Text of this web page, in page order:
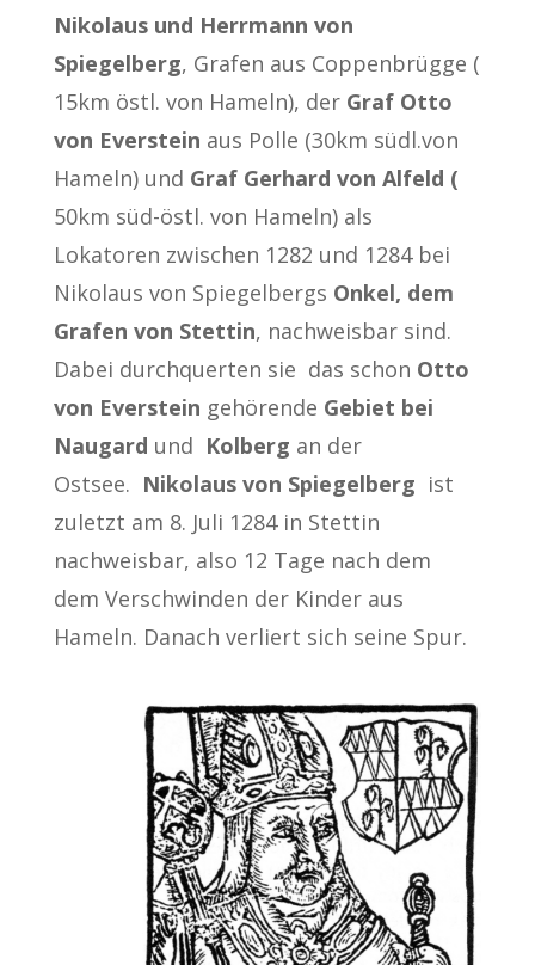
Nikolaus und Herrmann von
Spiegelberg, Grafen aus Coppenbrügge (
15km östl. von Hameln), der Graf Otto
von Everstein aus Polle (30km südl.von
Hameln) und Graf Gerhard von Alfeld (
50km süd-östl. von Hameln) als
Lokatoren zwischen 1282 und 1284 bei
Nikolaus von Spiegelbergs Onkel, dem
Grafen von Stettin, nachweisbar sind.
Dabei durchquerten sie das schon Otto
von Everstein gehörende Gebiet bei
Naugard und Kolberg an der
Ostsee. Nikolaus von Spiegelberg ist
zuletzt am 8. Juli 1284 in Stettin
nachweisbar, also 12 Tage nach dem
dem Verschwinden der Kinder aus
Hameln. Danach verliert sich seine Spur.